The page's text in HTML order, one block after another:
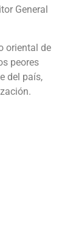
General
oriental de
peores
del país,